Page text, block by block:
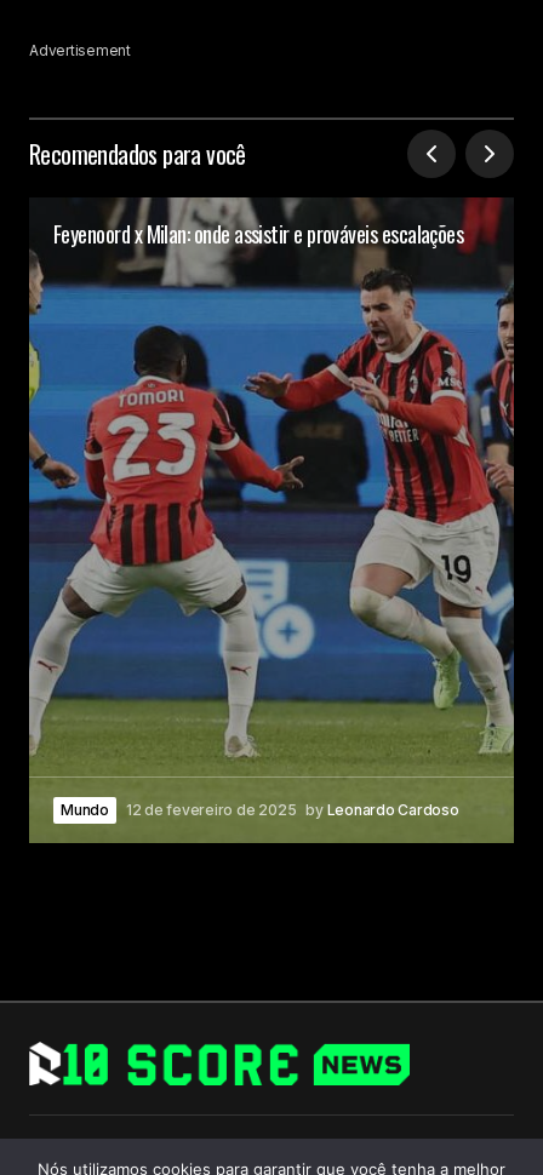
Advertisement
Recomendados para você
Feyenoord x Milan: onde assistir e prováveis escalações
Mundo 12 de fevereiro de 2025 by Leonardo Cardoso
Follow Us
Nós utilizamos cookies para garantir que você tenha a melhor